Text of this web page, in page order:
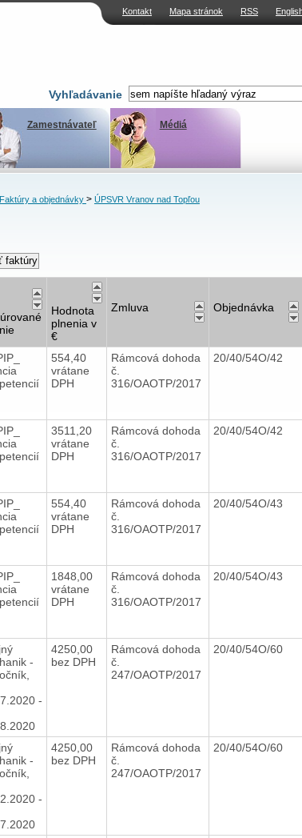
Kontakt Mapa stránok RSS
Vyhľadávanie
Zamestnávateľ Médiá
Faktúry a objednávky > ÚPSVR Vranov nad Topľou
Hodnota
plnenia v
€
Zmluva Objednávka
554,40
vrátane
DPH
Rámcová dohoda
č.
316/OAOTP/2017
20/40/54O/42
3511,20
vrátane
DPH
Rámcová dohoda
č.
316/OAOTP/2017
20/40/54O/42
554,40
vrátane
DPH
Rámcová dohoda
č.
316/OAOTP/2017
20/40/54O/43
1848,00
vrátane
DPH
Rámcová dohoda
č.
316/OAOTP/2017
20/40/54O/43
-
-
4250,00
bez DPH
Rámcová dohoda
č.
247/OAOTP/2017
20/40/54O/60
-
-
4250,00
bez DPH
Rámcová dohoda
č.
247/OAOTP/2017
20/40/54O/60